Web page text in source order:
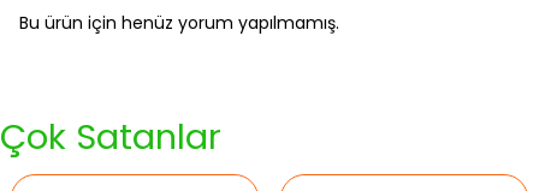
Bu ürün için henüz yorum yapılmamış.
Çok Satanlar